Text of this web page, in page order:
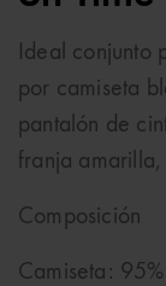
Ideal conjunto
por camiseta
pantalón de
franja
Composición
Camiseta: